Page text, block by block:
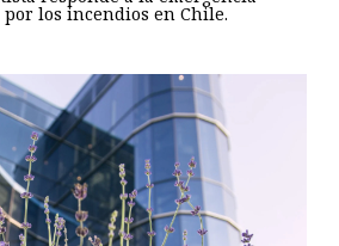
por los incendios en Chile.